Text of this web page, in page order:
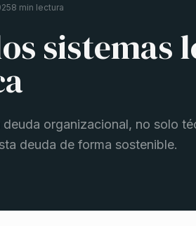
8 min lectura
sistemas
organizacional, no solo
deuda de forma sostenible.